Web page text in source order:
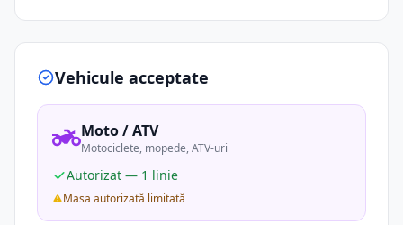
Vehicule acceptate
Moto / ATV
Motociclete, mopede, ATV-uri
Autorizat — 1 linie
Masa autorizată limitată